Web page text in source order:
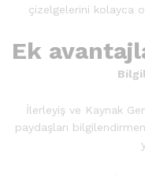
çizelgelerini kolayca
Ek
İlerleyiş ve Kaynak
paydaşları